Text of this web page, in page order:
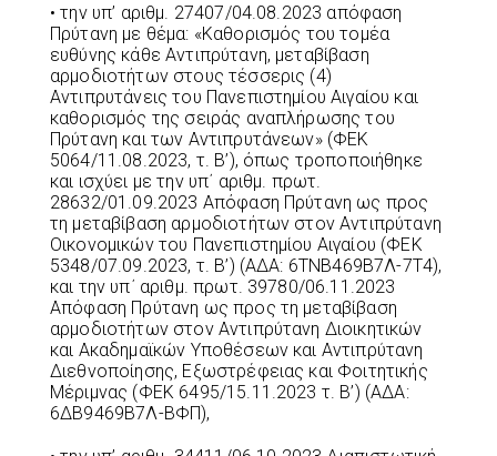
• την υπ’ αριθμ. 27407/04.08.2023 απόφαση
Πρύτανη με θέμα: «Καθορισμός του τομέα
ευθύνης κάθε Αντιπρύτανη, μεταβίβαση
αρμοδιοτήτων στους τέσσερις (4)
Αντιπρυτάνεις του Πανεπιστημίου Αιγαίου και
καθορισμός της σειράς αναπλήρωσης του
Πρύτανη και των Αντιπρυτάνεων» (ΦΕΚ
5064/11.08.2023, τ. Β’), όπως τροποποιήθηκε
και ισχύει με την υπ΄ αριθμ. πρωτ.
28632/01.09.2023 Απόφαση Πρύτανη ως προς
τη μεταβίβαση αρμοδιοτήτων στον Αντιπρύτανη
Οικονομικών του Πανεπιστημίου Αιγαίου (ΦΕΚ
5348/07.09.2023, τ. Β’) (ΑΔΑ: 6ΤΝΒ469Β7Λ-7Τ4),
και την υπ΄ αριθμ. πρωτ. 39780/06.11.2023
Απόφαση Πρύτανη ως προς τη μεταβίβαση
αρμοδιοτήτων στον Αντιπρύτανη Διοικητικών
και Ακαδημαϊκών Υποθέσεων και Αντιπρύτανη
Διεθνοποίησης, Εξωστρέφειας και Φοιτητικής
Μέριμνας (ΦΕΚ 6495/15.11.2023 τ. Β’) (ΑΔΑ:
6ΔΒ9469Β7Λ-ΒΦΠ),